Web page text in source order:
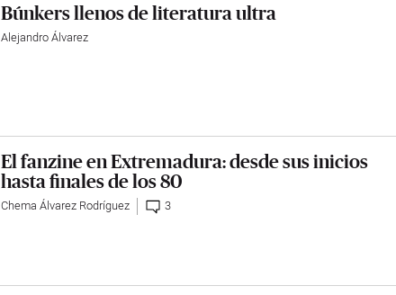
Búnkers llenos de literatura ultra
Alejandro Álvarez
El fanzine en Extremadura: desde sus inicios
hasta finales de los 80
Chema Álvarez Rodríguez 3